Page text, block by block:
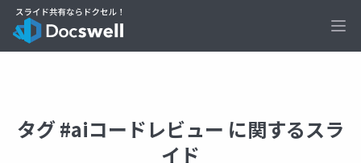
タグ #aiコードレビュー に関するスラ
イド